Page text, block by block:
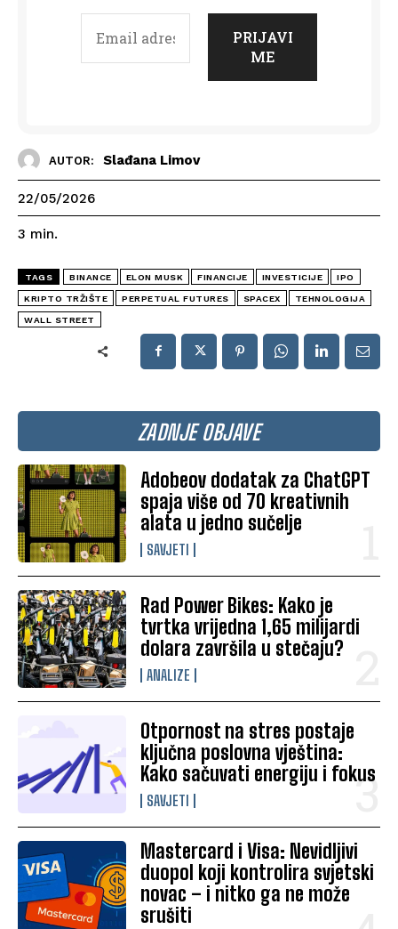
ZADNJE OBJAVE
Adobeov dodatak za ChatGPT
spaja više od 70 kreativnih
alata u jedno sučelje
SAVJETI
Rad Power Bikes: Kako je
tvrtka vrijedna 1,65 milijardi
dolara završila u stečaju?
ANALIZE
Otpornost na stres postaje
ključna poslovna vještina:
Kako sačuvati energiju i fokus
SAVJETI
Mastercard i Visa: Nevidljivi
duopol koji kontrolira svjetski
novac – i nitko ga ne može
srušiti
AUTOR: Slađana Limov
22/05/2026
3 min.
TAGS BINANCE ELON MUSK FINANCIJE INVESTICIJE IPO
KRIPTO TRŽIŠTE PERPETUAL FUTURES SPACEX TEHNOLOGIJA
WALL STREET